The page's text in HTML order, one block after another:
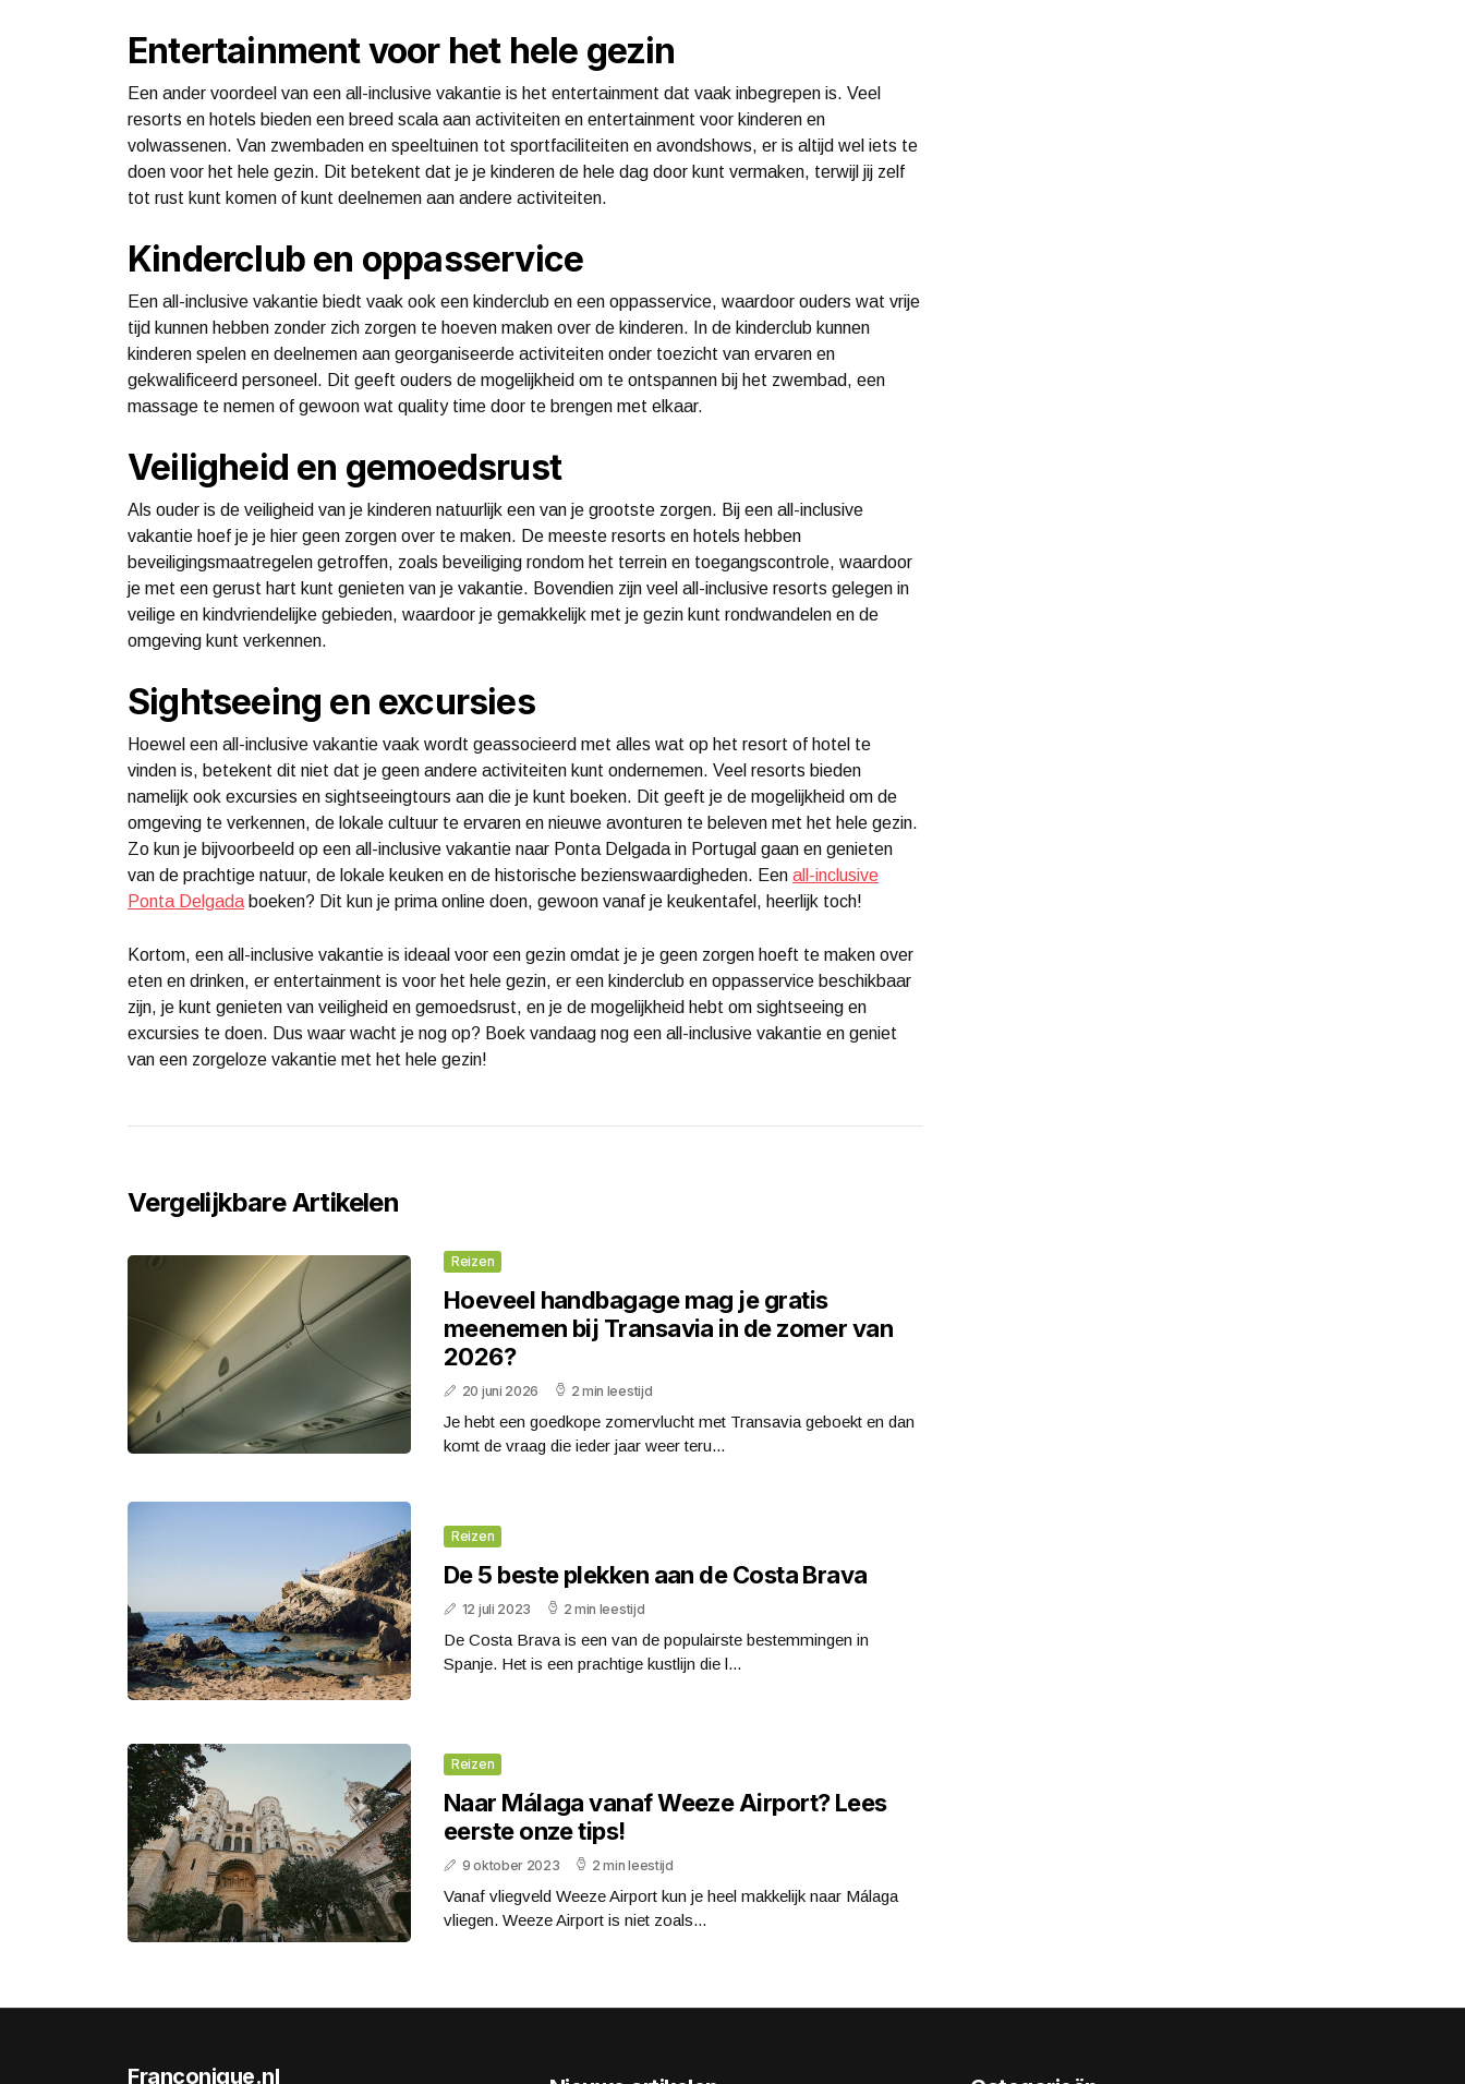
Entertainment voor het hele gezin
Een ander voordeel van een all-inclusive vakantie is het entertainment dat vaak inbegrepen is. Veel
resorts en hotels bieden een breed scala aan activiteiten en entertainment voor kinderen en
volwassenen. Van zwembaden en speeltuinen tot sportfaciliteiten en avondshows, er is altijd wel iets te
doen voor het hele gezin. Dit betekent dat je je kinderen de hele dag door kunt vermaken, terwijl jij zelf
tot rust kunt komen of kunt deelnemen aan andere activiteiten.
Kinderclub en oppasservice
Een all-inclusive vakantie biedt vaak ook een kinderclub en een oppasservice, waardoor ouders wat vrije
tijd kunnen hebben zonder zich zorgen te hoeven maken over de kinderen. In de kinderclub kunnen
kinderen spelen en deelnemen aan georganiseerde activiteiten onder toezicht van ervaren en
gekwalificeerd personeel. Dit geeft ouders de mogelijkheid om te ontspannen bij het zwembad, een
massage te nemen of gewoon wat quality time door te brengen met elkaar.
Veiligheid en gemoedsrust
Als ouder is de veiligheid van je kinderen natuurlijk een van je grootste zorgen. Bij een all-inclusive
vakantie hoef je je hier geen zorgen over te maken. De meeste resorts en hotels hebben
beveiligingsmaatregelen getroffen, zoals beveiliging rondom het terrein en toegangscontrole, waardoor
je met een gerust hart kunt genieten van je vakantie. Bovendien zijn veel all-inclusive resorts gelegen in
veilige en kindvriendelijke gebieden, waardoor je gemakkelijk met je gezin kunt rondwandelen en de
omgeving kunt verkennen.
Sightseeing en excursies
Hoewel een all-inclusive vakantie vaak wordt geassocieerd met alles wat op het resort of hotel te
vinden is, betekent dit niet dat je geen andere activiteiten kunt ondernemen. Veel resorts bieden
namelijk ook excursies en sightseeingtours aan die je kunt boeken. Dit geeft je de mogelijkheid om de
omgeving te verkennen, de lokale cultuur te ervaren en nieuwe avonturen te beleven met het hele gezin.
Zo kun je bijvoorbeeld op een all-inclusive vakantie naar Ponta Delgada in Portugal gaan en genieten
van de prachtige natuur, de lokale keuken en de historische bezienswaardigheden. Een all-inclusive
Ponta Delgada boeken? Dit kun je prima online doen, gewoon vanaf je keukentafel, heerlijk toch!
Kortom, een all-inclusive vakantie is ideaal voor een gezin omdat je je geen zorgen hoeft te maken over
eten en drinken, er entertainment is voor het hele gezin, er een kinderclub en oppasservice beschikbaar
zijn, je kunt genieten van veiligheid en gemoedsrust, en je de mogelijkheid hebt om sightseeing en
excursies te doen. Dus waar wacht je nog op? Boek vandaag nog een all-inclusive vakantie en geniet
van een zorgeloze vakantie met het hele gezin!
Vergelijkbare Artikelen
Reizen
Hoeveel handbagage mag je gratis
meenemen bij Transavia in de zomer van
2026?
20 juni 2026 2 min leestijd
Je hebt een goedkope zomervlucht met Transavia geboekt en dan
komt de vraag die ieder jaar weer teru...
Reizen
De 5 beste plekken aan de Costa Brava
12 juli 2023 2 min leestijd
De Costa Brava is een van de populairste bestemmingen in
Spanje. Het is een prachtige kustlijn die l...
Reizen
Naar Málaga vanaf Weeze Airport? Lees
eerste onze tips!
9 oktober 2023 2 min leestijd
Vanaf vliegveld Weeze Airport kun je heel makkelijk naar Málaga
vliegen. Weeze Airport is niet zoals...
Franconique.nl